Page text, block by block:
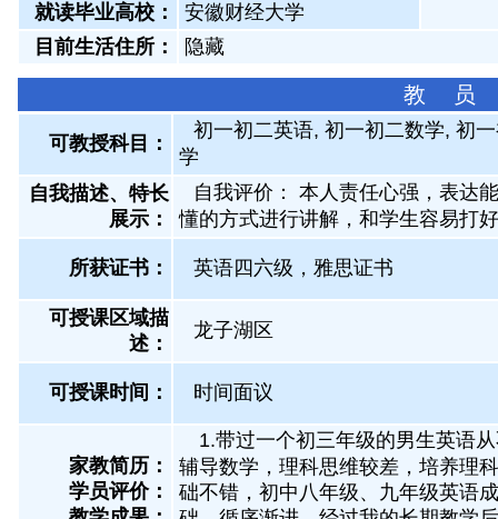
就读毕业高校：
安徽财经大学
目前生活住所：
隐藏
教 员
可教授科目：
初一初二英语, 初一初二数学, 初
学
自我描述、特长
展示 ：
自我评价： 本人责任心强，表达
懂的方式进行讲解，和学生容易打
所获证书 ： 英语四六级，雅思证书
可授课区域描
述：
龙子湖区
可授课时间： 时间面议
家教简历：
学员评价：
1.带过一个初三年级的男生英语
辅导数学，理科思维较差，培养理
础不错，初中八年级、九年级英语